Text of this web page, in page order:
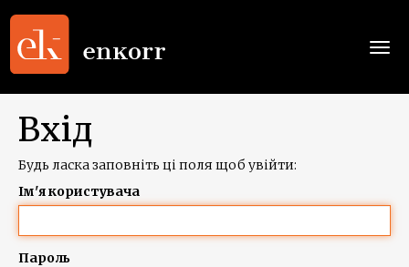
Вхід
Будь ласка заповніть ці поля щоб увійти:
Ім'я користувача
Пароль